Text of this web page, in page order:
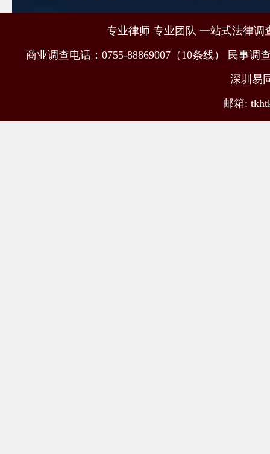
专业律师 专业团队 一站式法律调
商业调查电话：0755-88869007（10条线） 民事调
深圳易
邮箱: